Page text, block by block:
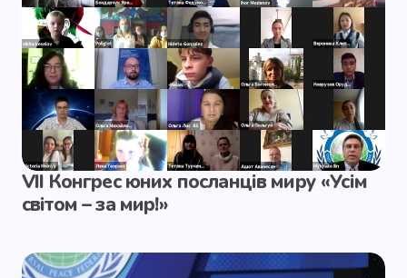
VІІ Конгрес юних посланців миру «Усім
світом – за мир!»